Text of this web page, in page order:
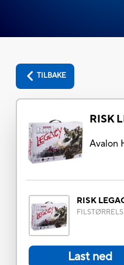
TILBAKE
RISK
Avalon
RISK
Last ned